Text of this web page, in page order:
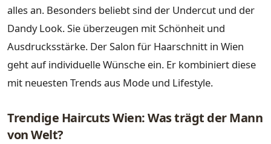
alles an. Besonders beliebt sind der Undercut und der
Dandy Look. Sie überzeugen mit Schönheit und
Ausdrucksstärke. Der Salon für Haarschnitt in Wien
geht auf individuelle Wünsche ein. Er kombiniert diese
mit neuesten Trends aus Mode und Lifestyle.
Trendige Haircuts Wien: Was trägt der Mann
von Welt?